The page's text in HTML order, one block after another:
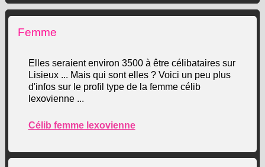
Femme
Elles seraient environ 3500 à être célibataires sur
Lisieux ... Mais qui sont elles ? Voici un peu plus
d'infos sur le profil type de la femme célib
lexovienne ...
Célib femme lexovienne